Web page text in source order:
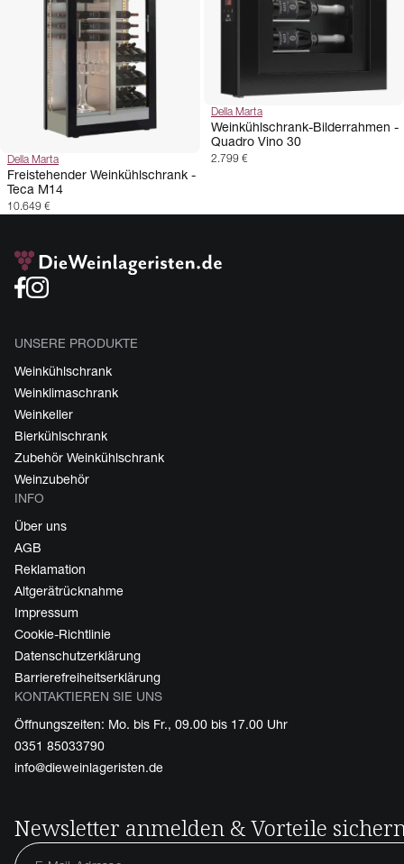
Della Marta
Freistehender Weinkühlschrank -
Teca M14
10.649 €
Della Marta
Weinkühlschrank-Bilderrahmen -
Quadro Vino 30
2.799 €
UNSERE PRODUKTE
Weinkühlschrank
Weinklimaschrank
Weinkeller
Bierkühlschrank
Zubehör Weinkühlschrank
Weinzubehör
INFO
Über uns
AGB
Reklamation
Altgerätrücknahme
Impressum
Cookie-Richtlinie
Datenschutzerklärung
Barrierefreiheitserklärung
KONTAKTIEREN SIE UNS
Öffnungszeiten: Mo. bis Fr., 09.00 bis 17.00 Uhr
0351 85033790
info@dieweinlageristen.de
Newsletter anmelden & Vorteile